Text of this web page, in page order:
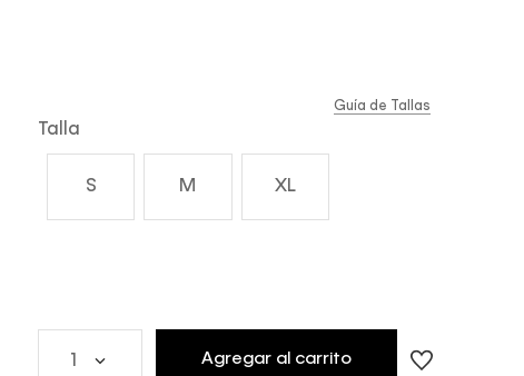
Talla
S M XL
Guía de Tallas
Agregar al carrito